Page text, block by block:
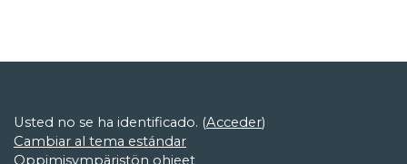
Usted no se ha identificado. (Acceder)
Cambiar al tema estándar
Oppimisympäristön ohjeet